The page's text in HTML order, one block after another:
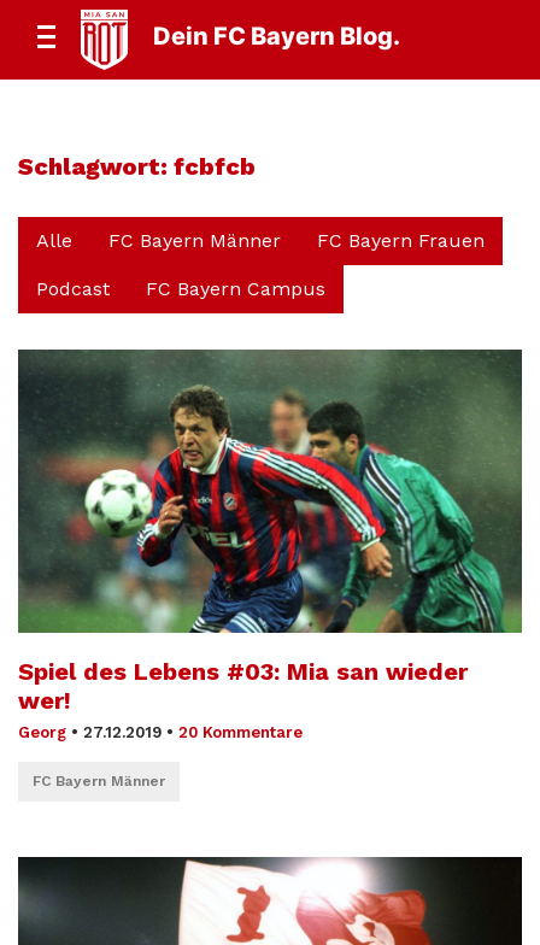
Dein FC Bayern Blog.
Schlagwort: fcbfcb
Alle FC Bayern Männer FC Bayern Frauen
Podcast FC Bayern Campus
Spiel des Lebens #03: Mia san wieder
wer!
Georg • 27.12.2019 • 20 Kommentare
FC Bayern Männer